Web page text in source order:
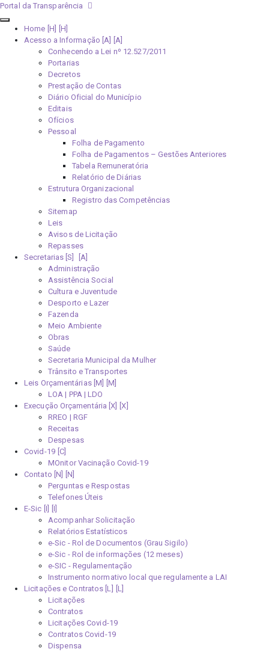
Portal da Transparência
Home [H]
Acesso a Informação [A]
Conhecendo a Lei nº 12.527/2011
Portarias
Decretos
Prestação de Contas
Diário Oficial do Município
Editais
Ofícios
Pessoal
Folha de Pagamento
Folha de Pagamentos – Gestões Anteriores
Tabela Remuneratória
Relatório de Diárias
Estrutura Organizacional
Registro das Competências
Sitemap
Leis
Avisos de Licitação
Repasses
Secretarias [S]
Administração
Assistência Social
Cultura e Juventude
Desporto e Lazer
Fazenda
Meio Ambiente
Obras
Saúde
Secretaria Municipal da Mulher
Trânsito e Transportes
Leis Orçamentárias [M]
LOA | PPA | LDO
Execução Orçamentária [X]
RREO | RGF
Receitas
Despesas
Covid-19
MOnitor Vacinação Covid-19
Contato [N]
Perguntas e Respostas
Telefones Úteis
E-Sic [I]
Acompanhar Solicitação
Relatórios Estatísticos
e-Sic - Rol de Documentos (Grau Sigilo)
e-Sic - Rol de informações (12 meses)
e-SIC - Regulamentação
Instrumento normativo local que regulamente a LAI
Licitações e Contratos [L]
Licitações
Contratos
Licitações Covid-19
Contratos Covid-19
Dispensa